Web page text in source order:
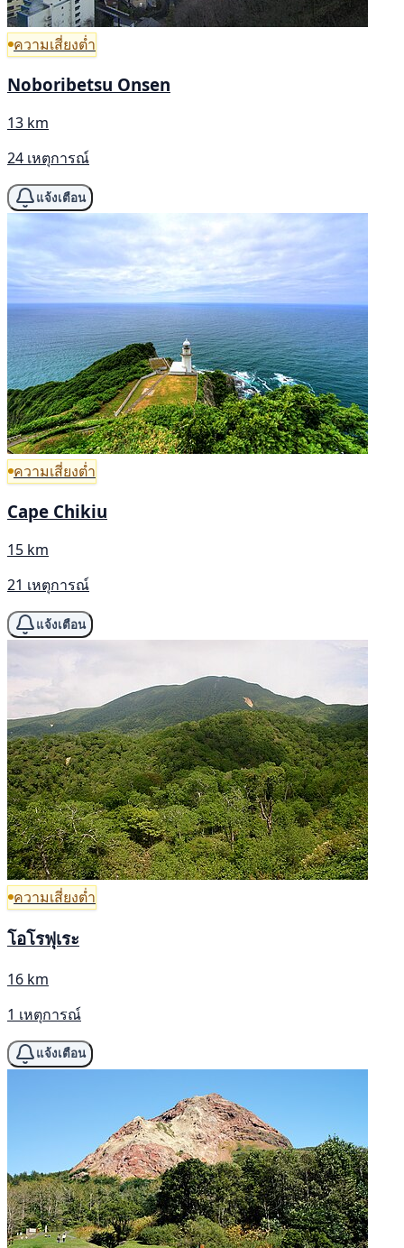
ความเสี่ยงต่ำ
Noboribetsu Onsen
13 km
24 เหตุการณ์
แจ้งเตือน
ความเสี่ยงต่ำ
Cape Chikiu
15 km
21 เหตุการณ์
แจ้งเตือน
ความเสี่ยงต่ำ
โอโรฟุเระ
16 km
1 เหตุการณ์
แจ้งเตือน